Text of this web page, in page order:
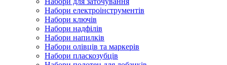
Набори електроінструментів
Набори ключів
Набори надфілів
Набори напилків
Набори олівців та маркерів
Набори пласкозубців